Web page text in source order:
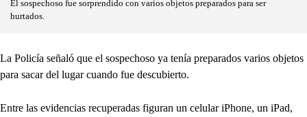
El sospechoso fue sorprendido con varios objetos preparados para ser
hurtados.
La Policía señaló que el sospechoso ya tenía preparados varios objetos
para sacar del lugar cuando fue descubierto.
Entre las evidencias recuperadas figuran un celular iPhone, un iPad,